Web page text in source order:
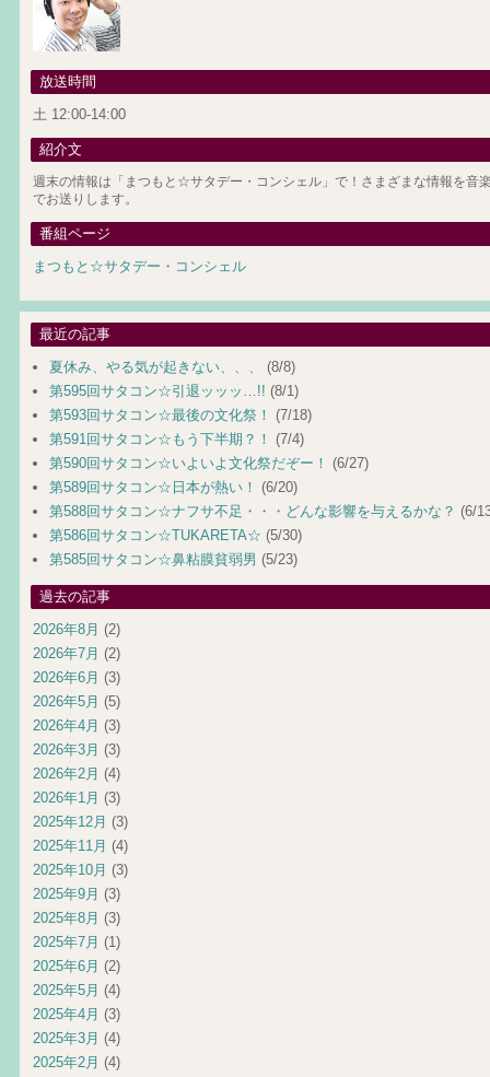
放送時間
土 12:00-14:00
紹介文
週末の情報は「まつもと☆サタデー・コンシェル」で！さまざまな情報を音
でお送りします。
番組ページ
まつもと☆サタデー・コンシェル
最近の記事
夏休み、やる気が起きない、、、
(8/8)
第595回サタコン☆引退ッッッ…!! (8/1)
第593回サタコン☆最後の文化祭！ (7/18)
第591回サタコン☆もう下半期？！ (7/4)
第590回サタコン☆いよいよ文化祭だぞー！ (6/27)
第589回サタコン☆日本が熱い！ (6/20)
第588回サタコン☆ナフサ不足・・・どんな影響を与えるかな？ (6/
第586回サタコン☆TUKARETA☆ (5/30)
第585回サタコン☆鼻粘膜貧弱男 (5/23)
過去の記事
2026年8月 (2)
2026年7月 (2)
2026年6月 (3)
2026年5月 (5)
2026年4月 (3)
2026年3月 (3)
2026年2月 (4)
2026年1月 (3)
2025年12月 (3)
2025年11月 (4)
2025年10月 (3)
2025年9月 (3)
2025年8月 (3)
2025年7月 (1)
2025年6月 (2)
2025年5月 (4)
2025年4月 (3)
2025年3月 (4)
2025年2月 (4)